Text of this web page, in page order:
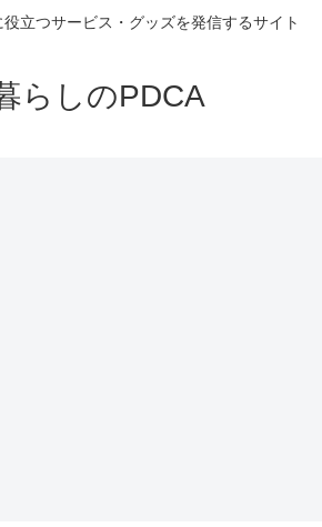
立つサービス・グッズを発信するサイト
らしのPDCA